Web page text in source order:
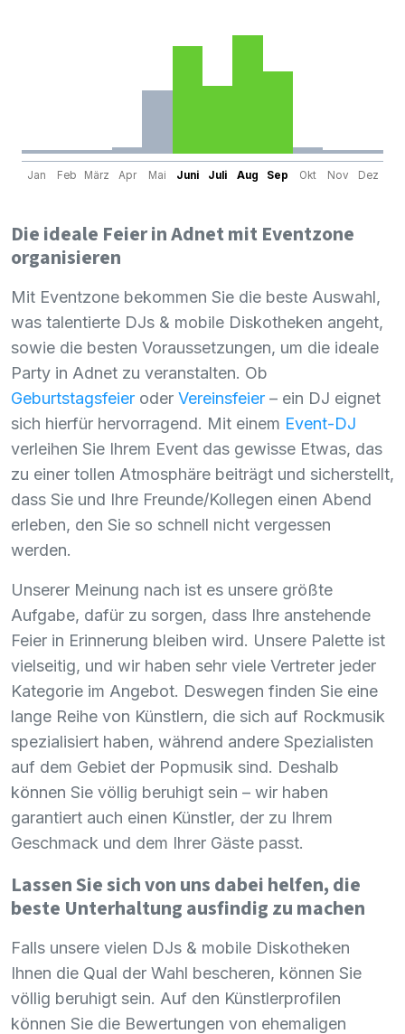
Jan Feb März Apr Mai Juni Juli Aug Sep Okt Nov Dez
Die ideale Feier in Adnet mit Eventzone
organisieren
Mit Eventzone bekommen Sie die beste Auswahl,
was talentierte DJs & mobile Diskotheken angeht,
sowie die besten Voraussetzungen, um die ideale
Party in Adnet zu veranstalten. Ob
Geburtstagsfeier oder Vereinsfeier – ein DJ eignet
sich hierfür hervorragend. Mit einem Event-DJ
verleihen Sie Ihrem Event das gewisse Etwas, das
zu einer tollen Atmosphäre beiträgt und sicherstellt,
dass Sie und Ihre Freunde/Kollegen einen Abend
erleben, den Sie so schnell nicht vergessen
werden.
Unserer Meinung nach ist es unsere größte
Aufgabe, dafür zu sorgen, dass Ihre anstehende
Feier in Erinnerung bleiben wird. Unsere Palette ist
vielseitig, und wir haben sehr viele Vertreter jeder
Kategorie im Angebot. Deswegen finden Sie eine
lange Reihe von Künstlern, die sich auf Rockmusik
spezialisiert haben, während andere Spezialisten
auf dem Gebiet der Popmusik sind. Deshalb
können Sie völlig beruhigt sein – wir haben
garantiert auch einen Künstler, der zu Ihrem
Geschmack und dem Ihrer Gäste passt.
Lassen Sie sich von uns dabei helfen, die
beste Unterhaltung ausfindig zu machen
Falls unsere vielen DJs & mobile Diskotheken
Ihnen die Qual der Wahl bescheren, können Sie
völlig beruhigt sein. Auf den Künstlerprofilen
können Sie die Bewertungen von ehemaligen